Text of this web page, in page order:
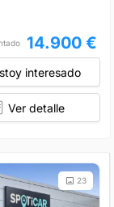
14.900 €
interesado
Ver detalle
23